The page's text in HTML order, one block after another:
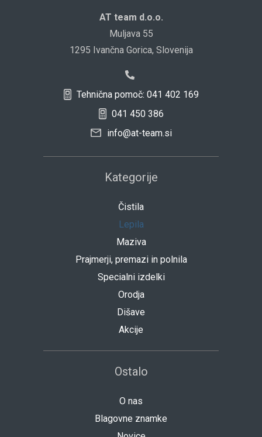
AT team d.o.o.
Muljava 55
1295 Ivančna Gorica, Slovenija
Tehnična pomoč: 041 402 169
041 450 386
info@at-team.si
Kategorije
Čistila
Lepila
Maziva
Prajmerji, premazi in polnila
Specialni izdelki
Orodja
Dišave
Akcije
Ostalo
O nas
Blagovne znamke